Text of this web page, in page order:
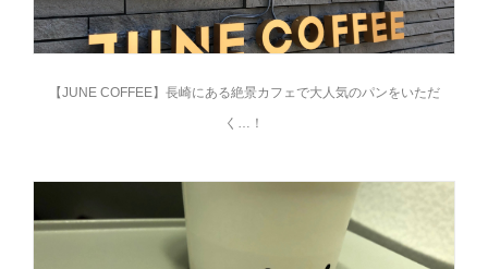
【JUNE COFFEE】長崎にある絶景カフェで大人気のパンをいただ
く…！